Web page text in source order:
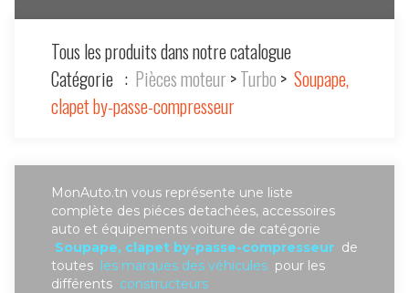
Tous les produits dans notre catalogue
Catégorie : Pièces moteur >Turbo > Soupape,
clapet by-passe-compresseur
MonAuto.tn vous représente une liste
complète des piéces detachées, accessoires
auto et équipements voiture de catégorie
Soupape, clapet by-passe-compresseur de
toutes les marques des véhicules pour les
différents constructeurs